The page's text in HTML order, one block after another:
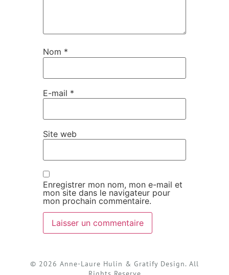
Nom *
E-mail *
Site web
Enregistrer mon nom, mon e-mail et
mon site dans le navigateur pour
mon prochain commentaire.
© 2026 Anne-Laure Hulin & Gratify Design. All